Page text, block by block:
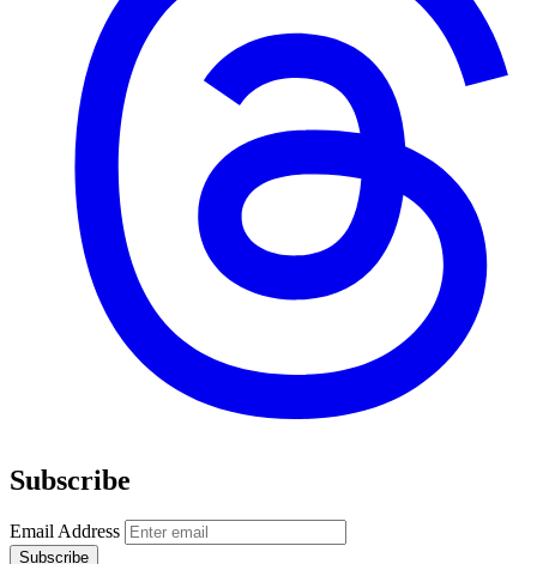
Subscribe
Email Address
Subscribe